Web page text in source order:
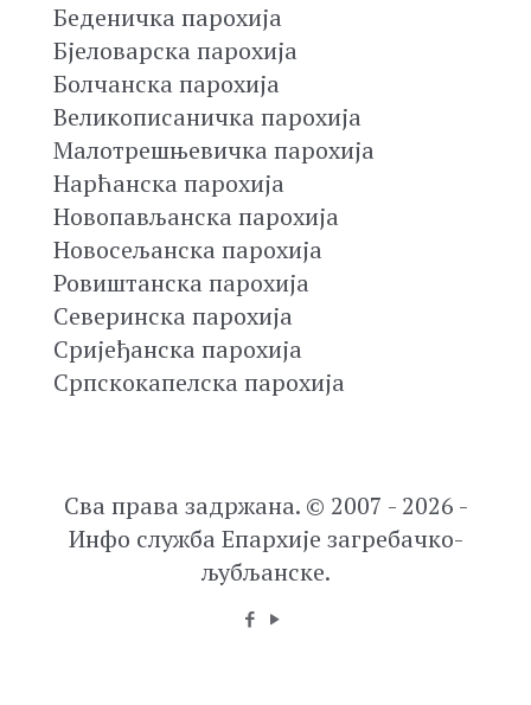
Беденичка парохија
Бјеловарска парохија
Болчанска парохија
Великописаничка парохија
Малотрешњевичка парохија
Нарћанска парохија
Новопављанска парохија
Новосељанска парохија
Ровиштанска парохија
Северинска парохија
Сријеђанска парохија
Српскокапелска парохија
Сва права задржана. © 2007 - 2026 -
Инфо служба Епархије загребачко-
љубљанске.